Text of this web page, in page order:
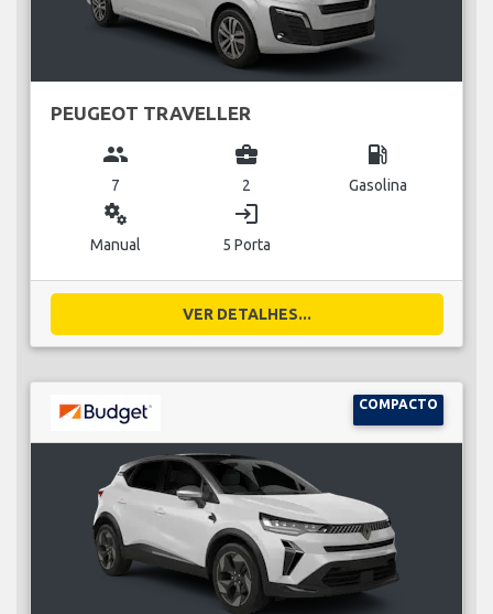
PEUGEOT TRAVELLER
group
7
business_center
2
local_gas_station
Gasolina
miscellaneous_services
Manual
login
5 Porta
VER DETALHES...
COMPACTO